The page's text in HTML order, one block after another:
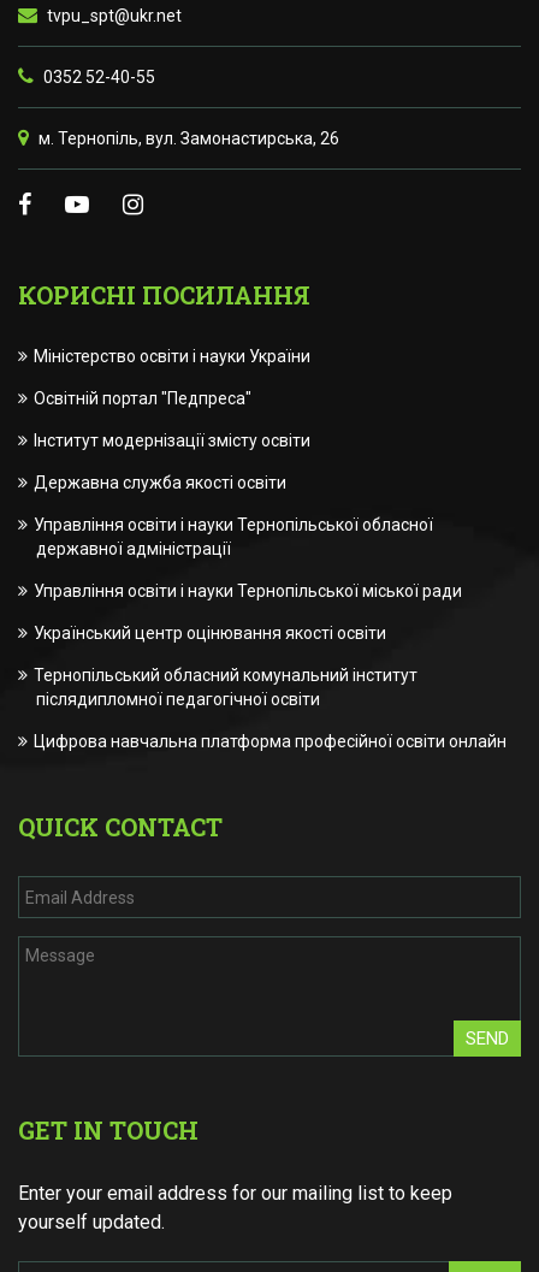
tvpu_spt@ukr.net
0352 52-40-55
м. Тернопіль, вул. Замонастирська, 26
КОРИСНІ ПОСИЛАННЯ
Міністерство освіти і науки України
Освітній портал "Педпреса"
Інститут модернізації змісту освіти
Державна служба якості освіти
Управління освіти і науки Тернопільської обласної
державної адміністрації
Управління освіти і науки Тернопільської міської ради
Український центр оцінювання якості освіти
Тернопільський обласний комунальний інститут
післядипломної педагогічної освіти
Цифрова навчальна платформа професійної освіти онлайн
QUICK CONTACT
SEND
GET IN TOUCH
Enter your email address for our mailing list to keep
yourself updated.